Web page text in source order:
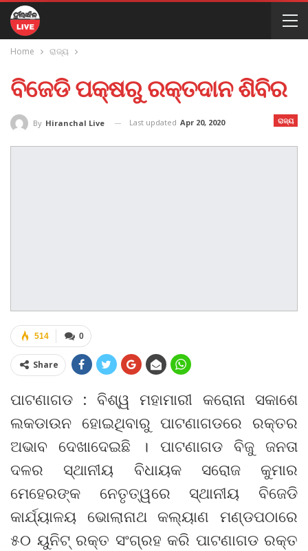
Home ରାଜ୍ୟ
ବିଜେଡି ପକ୍ଷରୁ ରକ୍ତଦାନ ଶିବିର
ରାଜ୍ୟ
By Hiranchal Live Last updated Apr 20, 2020
0
514
Share
ପାଟଣାଗଡ : ବିଶ୍ୱ ମହାମାରୀ କରୋନା ସକାଶେ
ଲକଡାଉନ ହୋଇଥିବାରୁ ପାଟଣାଗଡରେ ରକ୍ତର
ଅଭାବ ଦେଖାଦେଇଛି । ପାଟଣାଗଡ ବିଜୁ ଜନତା
ଦଳର ସ୍ଥାନୀୟ ବିଧାୟକ ସରୋଜ କୁମାର
ମେହେରଙ୍କ ନେତୃତ୍ୱରେ ସ୍ଥାନୀୟ ବିଜେଡି
କାର୍ଯ୍ୟାଳୟ ଭୋଲାନାଥ କଲ୍ୟାଣ ମଣ୍ଡପଠାରେ
୫୦ ୟୁନିଟ୍ ରକ୍ତ ସଂଗ୍ରହ କରି ପାଟଣାଗଡ ରକ୍ତ